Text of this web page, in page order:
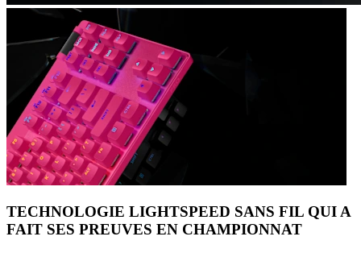
TECHNOLOGIE LIGHTSPEED SANS FIL QUI A
FAIT SES PREUVES EN CHAMPIONNAT